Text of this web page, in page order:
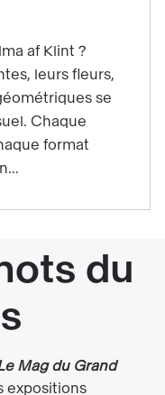
af Klint ?
leurs fleurs,
se
Chaque
format